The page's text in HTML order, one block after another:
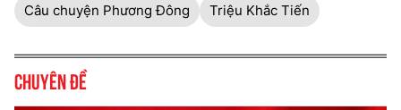
Câu chuyện Phương Đông
Triệu Khắc Tiến
Chuyên đề